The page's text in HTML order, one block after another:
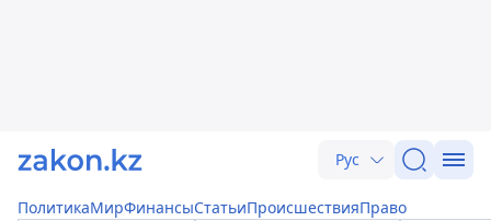
Рус
ПолитикаМирФинансыСтатьиПроисшествияПраво